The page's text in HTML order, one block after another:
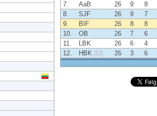
7.
AaB 26 9 8
8.
SJF 26 9 7
9.
BIF 26 8 8
10.
OB 26 7 6
11.
LBK 26 6 4
12.
HBK (O) 26 3 6